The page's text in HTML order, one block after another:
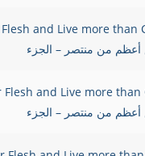
من منتصر – الجزء
من منتصر – الجزء